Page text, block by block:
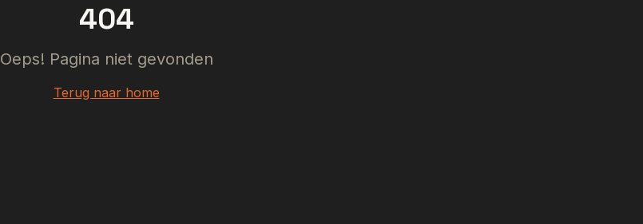
404
Oeps! Pagina niet gevonden
Terug naar home